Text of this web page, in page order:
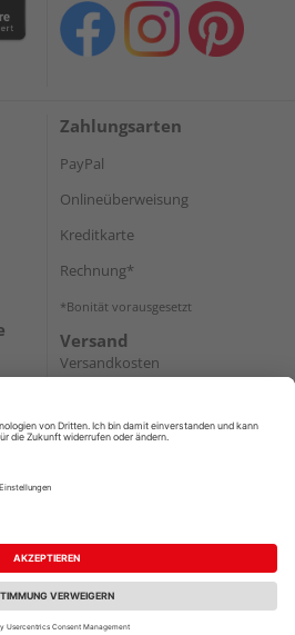
Zahlungsarten
PayPal
Onlineüberweisung
Kreditkarte
Rechnung*
*Bonität vorausgesetzt
Versand
Versandkosten
Widerruf
Datenschutz
Vertrag widerrufen